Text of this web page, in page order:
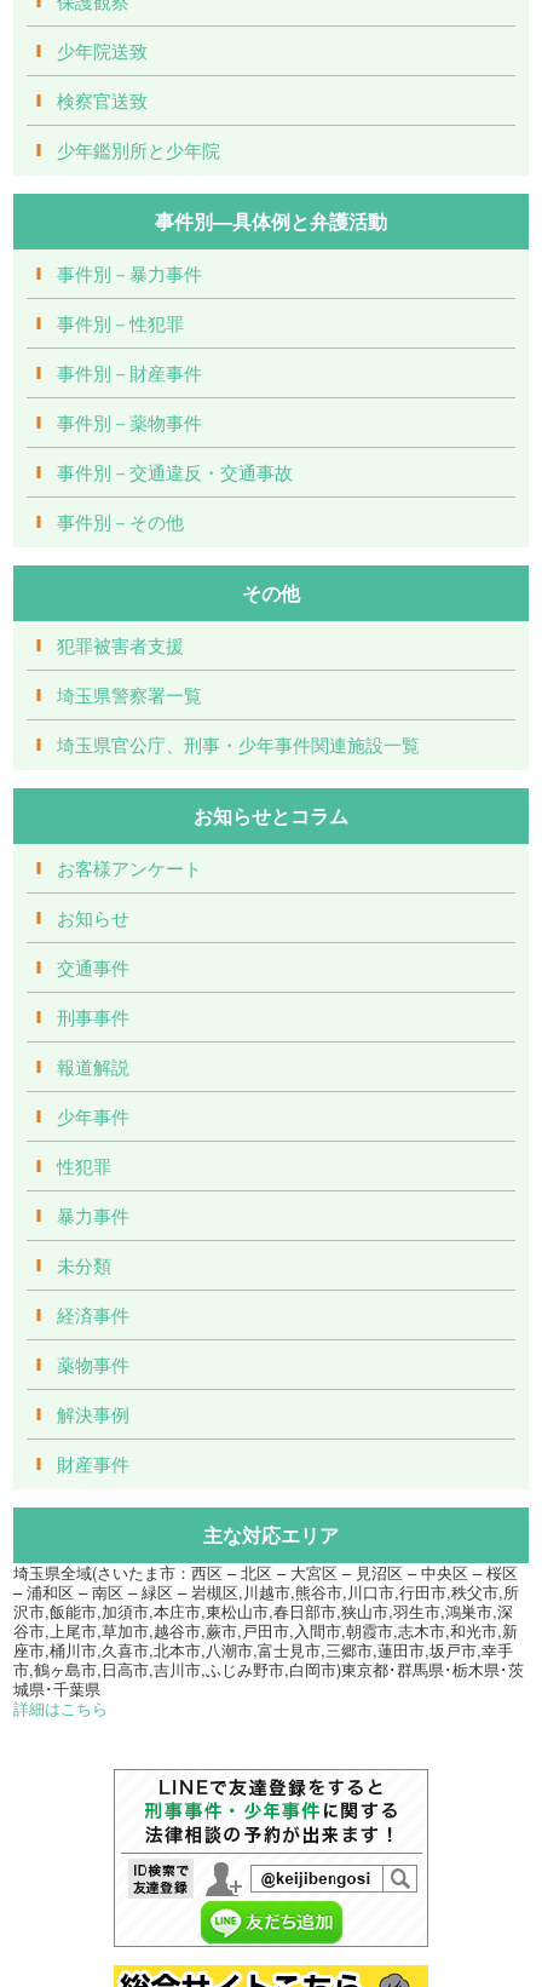
少年院送致
検察官送致
少年鑑別所と少年院
事件別―具体例と弁護活動
事件別－暴力事件
事件別－性犯罪
事件別－財産事件
事件別－薬物事件
事件別－交通違反・交通事故
事件別－その他
その他
犯罪被害者支援
埼玉県警察署一覧
埼玉県官公庁、刑事・少年事件関連施設一覧
お知らせとコラム
お客様アンケート
お知らせ
交通事件
刑事事件
報道解説
少年事件
性犯罪
暴力事件
未分類
経済事件
薬物事件
解決事例
財産事件
主な対応エリア
埼玉県全域(さいたま市：西区 – 北区 – 大宮区 – 見沼区 – 中央区 – 桜区
– 浦和区 – 南区 – 緑区 – 岩槻区,川越市,熊谷市,川口市,行田市,秩父市,所
沢市,飯能市,加須市,本庄市,東松山市,春日部市,狭山市,羽生市,鴻巣市,深
谷市,上尾市,草加市,越谷市,蕨市,戸田市,入間市,朝霞市,志木市,和光市,新
座市,桶川市,久喜市,北本市,八潮市,富士見市,三郷市,蓮田市,坂戸市,幸手
市,鶴ヶ島市,日高市,吉川市,ふじみ野市,白岡市)東京都･群馬県･栃木県･茨
城県･千葉県
詳細はこちら